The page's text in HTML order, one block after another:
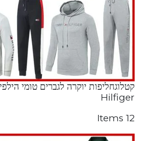
Hilfiger
12 Items